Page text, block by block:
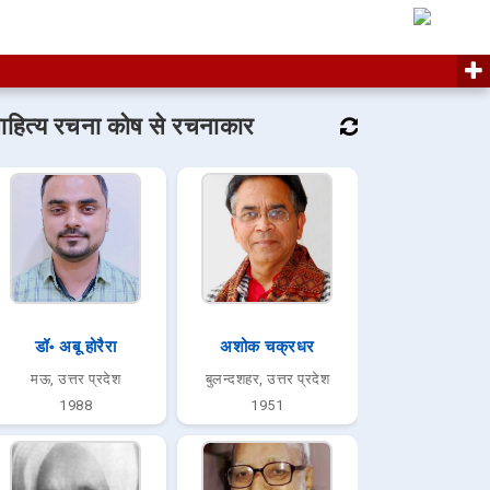
रचना कोष से रचनाकार
डॉ॰ अबू होरैरा
मऊ, उत्तर प्रदेश
1988
अशोक चक्रधर
बुलन्दशहर, उत्तर प्रदेश
1951